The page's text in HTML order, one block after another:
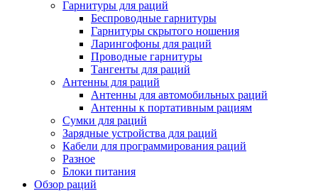
Гарнитуры для раций
Беспроводные гарнитуры
Гарнитуры скрытого ношения
Ларингофоны для раций
Проводные гарнитуры
Тангенты для раций
Антенны для раций
Антенны для автомобильных раций
Антенны к портативным рациям
Сумки для раций
Зарядные устройства для раций
Кабели для программирования раций
Разное
Блоки питания
Обзор раций